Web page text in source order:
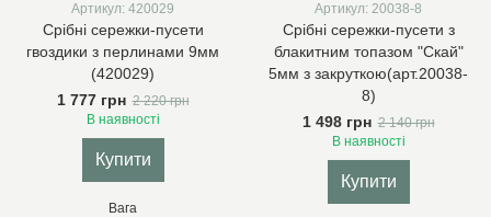
Артикул: 420029
Срібні сережки-пусети
гвоздики з перлинами 9мм
(420029)
1 777 грн 2 220 грн
В наявності
Купити
Вага
Артикул: 20038-8
Срібні сережки-пусети з
блакитним топазом "Скай"
5мм з закруткою(арт.20038-
8)
1 498 грн 2 140 грн
В наявності
Купити